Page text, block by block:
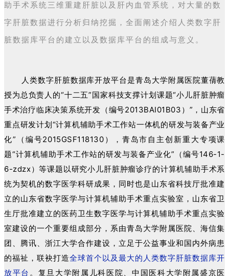
助手术系统三维重建肝脏以及肝内血管系统，对大量的数
字肝脏数据进行分析归纳挖掘，全面阐述介绍人类数字肝
脏数据库平台的建立以及数据库平台的组成与意义。
人类数字肝脏数据库开放平台是青岛大学附属医院董蒨教
授为总负责人的“十二五”国家科技支撑计划课题“小儿肝脏肿瘤
手术治疗临床决策系统开发（编号2013BAI01B03）”，山东省
重点研发计划“计算机辅助手术工作站一体机的研发与装备产业
化”（编号2015GSF118130），青岛市自主创新重大专项课
题“计算机辅助手术工作站的研发与装备产业化”（编号146-1-
6-zdzx）等课题以研究小儿肝脏肿瘤诊疗的计算机辅助手术系
统为契机的数字医学科研成果，同时也是山东省科技厅批准建
立的山东省数字医学与计算机辅助手术重点实验室，山东省卫
生厅批准建立的医药卫生数字医学与计算机辅助手术重点实验
室建设的一个重要组成部分，系由青岛大学附属医院、海信集
团、腾讯、浙江大学合作建设，立足于公益事业和国内外病患
的福祉，联袂打造全球首个以及最大的人类数字肝脏数据库开
放平台 。复旦大学附属儿科医院、中国医科大学附属盛京医